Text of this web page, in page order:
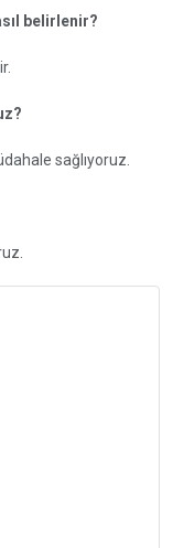
belirlenir?
sağlıyoruz.